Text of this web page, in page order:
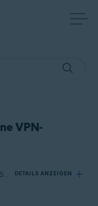
VPN-
Gilt für Avast SecureLine VPN für Windows, Avast SecureLine VPN für Mac, Avast SecureLine VPN für Android, Avast SecureLine VPN für iOS DETAILS ANZEIGEN